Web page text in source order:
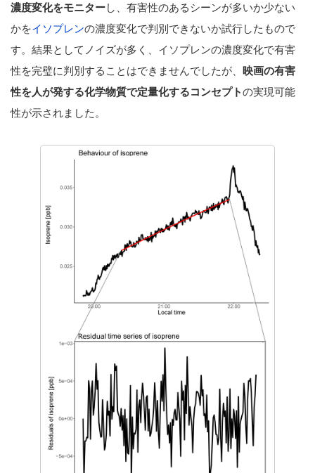
濃度変化をモニターし、有害性のあるシーンが多いか少ない
かをイソプレンの濃度変化で判別できないか試行したもので
す。結果としてノイズが多く、イソプレンの濃度変化で有害
性を完璧に判別することはできませんでしたが、 映画の有害
性を人が発する化学物質で定量化するコンセプトの実現可能
性が示されました。